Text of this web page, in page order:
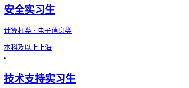
安全实习生
计算机类 · 电子信息类
本科及以上 上海
技术支持实习生